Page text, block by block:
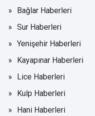
Bağlar Haberleri
Sur Haberleri
Yenişehir Haberleri
Kayapınar Haberleri
Lice Haberleri
Kulp Haberleri
Hani Haberleri